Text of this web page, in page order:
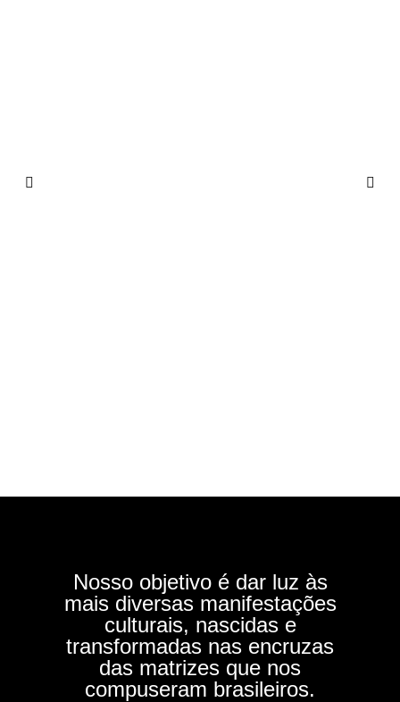
Nosso objetivo é dar luz às
mais diversas manifestações
culturais, nascidas e
transformadas nas encruzas
das matrizes que nos
compuseram brasileiros.